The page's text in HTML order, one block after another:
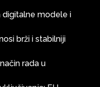
digitalne modele i
brži i stabilniji
rada u